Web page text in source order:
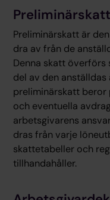
Preliminärskatt
Preliminärskatt är
dra av från de
Denna skatt överförs
del av den
preliminärskatt beror
och eventuella
arbetsgivarens
dras från varje
skattetabeller och
tillhandahåller.